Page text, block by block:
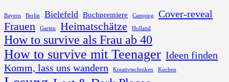
Bayern Berlin Bielefeld Buchpremiere Camping Cover-reveal
Frauen Garten Heimatschätze Holland
How to survive als Frau ab 40
How to survive mit Teenager Ideen finden
Komm, lass uns wandern
Kreativtechniken Kuchen